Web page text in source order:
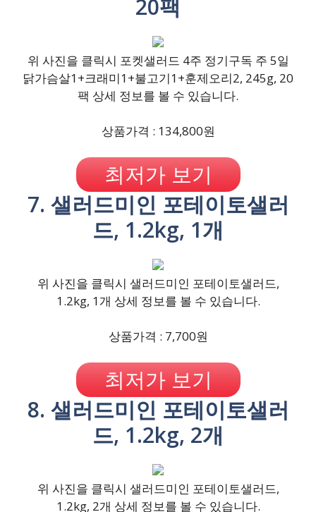
20팩
위 사진을 클릭시 포켓샐러드 4주 정기구독 주 5일
닭가슴살1+크래미1+불고기1+훈제오리2, 245g, 20
팩 상세 정보를 볼 수 있습니다.
상품가격 : 134,800원
최저가 보기
7. 샐러드미인 포테이토샐러
드, 1.2kg, 1개
위 사진을 클릭시 샐러드미인 포테이토샐러드,
1.2kg, 1개 상세 정보를 볼 수 있습니다.
상품가격 : 7,700원
최저가 보기
8. 샐러드미인 포테이토샐러
드, 1.2kg, 2개
위 사진을 클릭시 샐러드미인 포테이토샐러드,
1.2kg, 2개 상세 정보를 볼 수 있습니다.